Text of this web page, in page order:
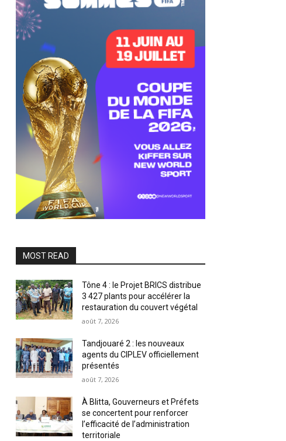
MOST READ
Tône 4 : le Projet BRICS distribue
3 427 plants pour accélérer la
restauration du couvert végétal
août 7, 2026
Tandjouaré 2 : les nouveaux
agents du CIPLEV officiellement
présentés
août 7, 2026
À Blitta, Gouverneurs et Préfets
se concertent pour renforcer
l’efficacité de l’administration
territoriale